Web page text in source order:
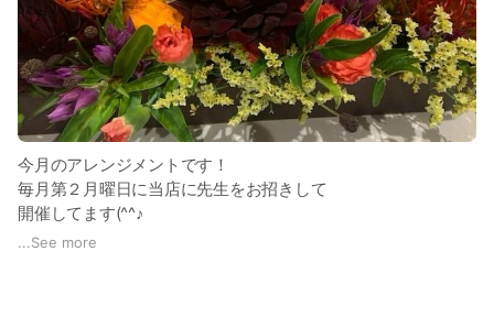
今月のアレンジメントです！
毎月第２月曜日に当店に先生をお招きして
開催してます(^^♪
よろしかったらご参加おまちしてます！
...See more